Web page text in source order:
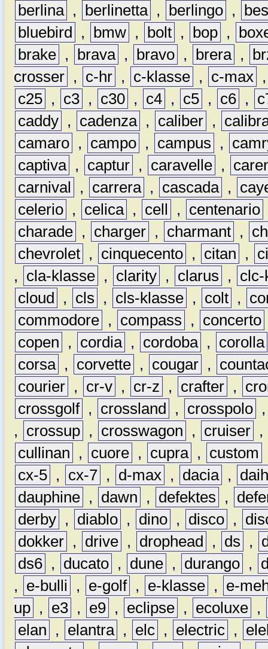
berlina , berlinetta , berlingo ,
bluebird
, bmw , bolt , bop ,
brake , brava , bravo , brera ,
crosser , c-hr , c-klasse , c-max
c25 , c3 , c30 , c4 , c5 , c6 ,
caddy , cadenza , caliber ,
camaro , campo , campus ,
captiva , captur , caravelle ,
carnival
, carrera , cascada ,
celerio , celica , cell , centenario
charade , charger , charmant ,
chevrolet , cinquecento , citan ,
,
cla-klasse , clarity , clarus ,
clc-
cloud
, cls , cls-klasse , colt ,
commodore , compass , concerto
copen
, cordia , cordoba ,
corolla
corsa , corvette , cougar ,
courier , cr-v , cr-z , crafter ,
crossgolf , crossland , crosspolo
,
crossup , crosswagon , cruiser ,
cullinan
, cuore , cupra , custom
cx-5 , cx-7 , d-max , dacia ,
dauphine , dawn , defektes ,
derby , diablo , dino , disco ,
dokker , drive , drophead , ds ,
ds6 , ducato , dune , durango ,
,
e-bulli , e-golf , e-klasse ,
e-
up , e3 , e9 , eclipse , ecoluxe ,
elan
, elantra , elc , electric ,